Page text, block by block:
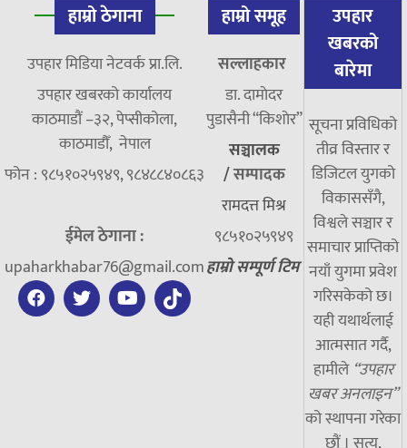
हाम्रो ठेगाना
उपहार मिडिया नेटवर्क प्रा.लि.
उपहार खबरको कार्यालय
काठमाडौं –३२, पेप्सीकोला,
काठमाडौँ, नेपाल
फोन : ९८५१०२५९४९, ९८४८८४०८६३
ईमेल ठेगाना :
upaharkhabar76@gmail.com
हाम्रो समूह
सल्लाहकार
डा. दामाेदर
पुडासैनी “किशाेर”
सञ्चालक
/सम्पादक
रामदत्त मिश्र
९८५१०२५९४९
हाम्रो सम्पूर्ण टिम
उपहार
खबरको
बारेमा
सूचना प्रविधिको
तीव्र विस्तार र
डिजिटल युगको
विकाससँगै,
विश्वले सञ्चार र
समाचार प्राप्तिको
नयाँ युगमा प्रवेश
गरिसकेको छ।
यही यथार्थलाई
आत्मसात गर्दै,
हामीले “उपहार
खबर अनलाइन”
को स्थापना गरेका